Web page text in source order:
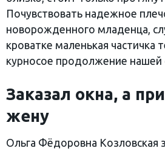
Почувствовать надежное
новорожденного младенца,
кроватке маленькая частичка
курносое продолжение
Заказал окна, а
жену
Ольга Фёдоровна Козловская